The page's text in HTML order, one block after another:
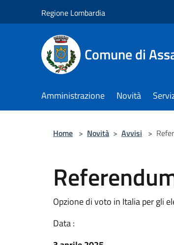
Regione Lombardia
Comune di
Amministrazione Novità
Home > Novità > Avvisi >
Opzione di voto in Italia per gli
Data :